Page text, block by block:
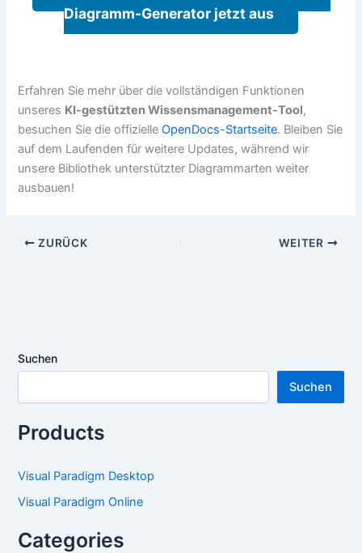
Diagramm-Generator jetzt aus
Erfahren Sie mehr über die vollständigen Funktionen
unseres KI-gestützten Wissensmanagement-Tool,
besuchen Sie die offizielleOpenDocs-Startseite. Bleiben Sie
auf dem Laufenden für weitere Updates, während wir
unsere Bibliothek unterstützter Diagrammarten weiter
ausbauen!
ZURÜCK WEITER
Suchen
Suchen
Products
Visual Paradigm Desktop
Visual Paradigm Online
Categories